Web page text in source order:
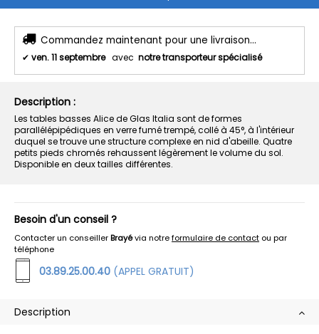
Commandez maintenant pour une livraison...
✔ ven. 11 septembre avec notre transporteur spécialisé
Description :
Les tables basses Alice de Glas Italia sont de formes
parallélépipédiques en verre fumé trempé, collé à 45°, à l'intérieur
duquel se trouve une structure complexe en nid d'abeille. Quatre
petits pieds chromés rehaussent légèrement le volume du sol.
Disponible en deux tailles différentes.
Besoin d'un conseil ?
Contacter un conseillerBrayévia notreformulaire de contact ou par
téléphone
03.89.25.00.40 (APPEL GRATUIT)
Description